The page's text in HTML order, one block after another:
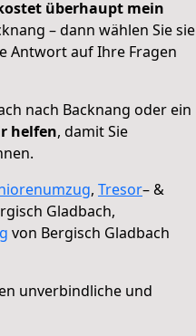
überhaupt mein
– dann wählen Sie sie
Antwort auf Ihre Fragen
nach Backnang oder ein
helfen, damit Sie
, Tresor– &
Gladbach,
von Bergisch Gladbach
unverbindliche und